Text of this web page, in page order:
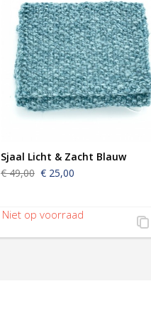
Sjaal Licht & Zacht Blauw
€ 49,00 € 25,00
Voeg
toe